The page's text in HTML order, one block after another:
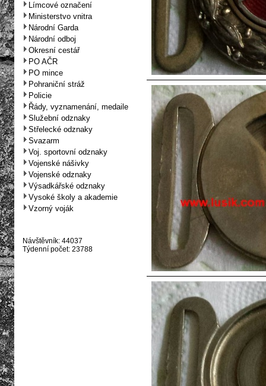
Límcové označení
Ministerstvo vnitra
Národní Garda
Národní odboj
Okresní cestář
PO AČR
PO mince
Pohraniční stráž
Policie
Řády, vyznamenání, medaile
Služební odznaky
Střelecké odznaky
Svazarm
Voj. sportovní odznaky
Vojenské nášivky
Vojenské odznaky
Výsadkářské odznaky
Vysoké školy a akademie
Vzorný voják
Návštěvník: 44037
Týdenní počet: 23788